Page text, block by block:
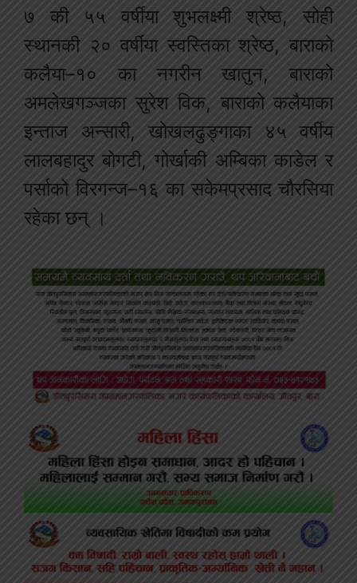
७ की ५५ वर्षीया शुभलक्ष्मी श्रेष्ठ, सोही
स्थानकी २० वर्षीया स्वस्तिका श्रेष्ठ, बाराको
कलैया–१० का नगरीन खातुन, बाराको
अमलेखगञ्जका सुरेश विक, बाराको कलैयाका
इन्ताज अन्सारी, खोखलढुङ्गाका ४५ वर्षीय
लालबहादुर बोगटी, गोर्खाकी अम्बिका काडेल र
पर्साको विरगन्ज–१६ का सकेमप्रसाद चौरसिया
रहेका छन् ।